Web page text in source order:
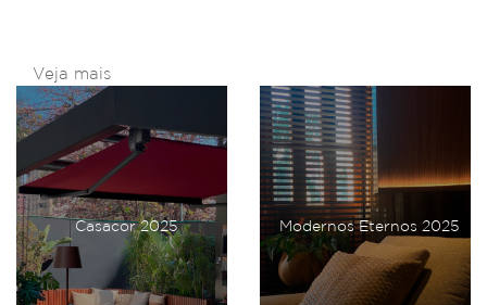
Veja mais
Casacor 2025 Modernos Eternos 2025